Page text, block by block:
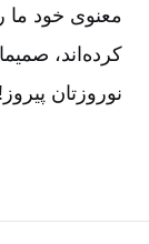
معنوی خود ما
کرده‌اند،
نوروزتان پیروز!